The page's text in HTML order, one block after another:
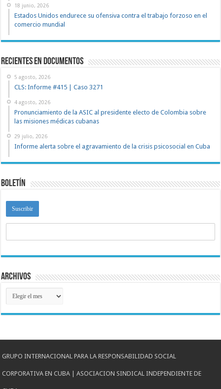
18 junio, 2026
Estados Unidos endurece su ofensiva contra el trabajo forzoso en el
comercio mundial
recientes en documentos
5 agosto, 2026
CLS: Informe #415 | Caso 3271
4 agosto, 2026
Pronunciamiento de la ASIC al presidente electo de Colombia sobre
las misiones médicas cubanas
29 julio, 2026
Informe alerta sobre el agravamiento de la crisis psicosocial en Cuba
Boletín
Archivos
Archivos
GRUPO INTERNACIONAL PARA LA RESPONSABILIDAD SOCIAL
CORPORATIVA EN CUBA | ASOCIACION SINDICAL INDEPENDIENTE DE